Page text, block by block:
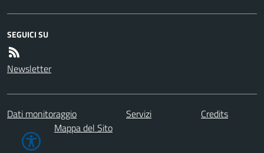
SEGUICI SU
Newsletter
Dati monitoraggio Servizi
Credits
Mappa del Sito